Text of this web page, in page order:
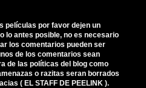
películas por favor dejen un
lo antes posible, no es necesario
los comentarios pueden ser
de los comentarios sean
de las políticas del blog como
o razitas seran borrados
( EL STAFF DE PEELINK ).